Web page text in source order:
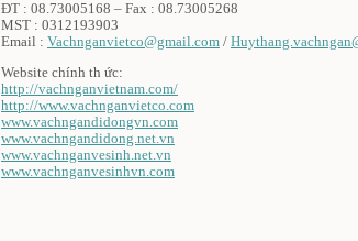
ĐT : 08.73005168 – Fax : 08.73005268
MST : 0312193903
Email : Vachnganvietco@gmail.com /
Website chính th ức:
http://vachnganvietnam.com/
http://www.vachnganvietco.com
www.vachngandidongvn.com
www.vachngandidong.net.vn
www.vachnganvesinh.net.vn
www.vachnganvesinhvn.com